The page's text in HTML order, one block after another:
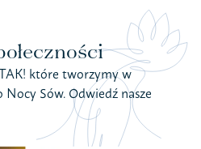
które tworzymy w
Nocy Sów. Odwiedź nasze